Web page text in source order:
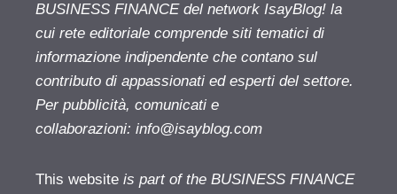
BUSINESS FINANCE del network IsayBlog! la
cui rete editoriale comprende siti tematici di
informazione indipendente che contano sul
contributo di appassionati ed esperti del settore.
Per pubblicità, comunicati e
collaborazioni: info@isayblog.com
This website is part of the BUSINESS FINANCE